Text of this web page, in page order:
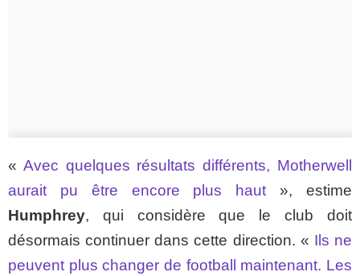
« Avec quelques résultats différents, Motherwell
aurait pu être encore plus haut », estime
Humphrey, qui considère que le club doit
désormais continuer dans cette direction. « Ils ne
peuvent plus changer de football maintenant. Les